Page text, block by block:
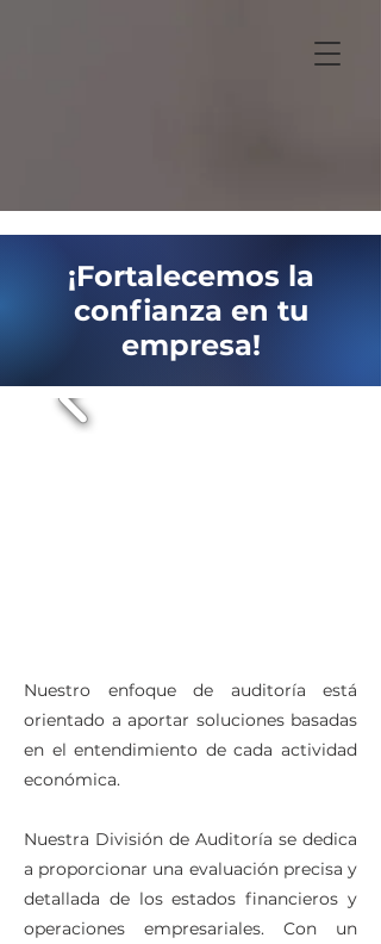
¡Fortalecemos la
confianza en tu
empresa!
Nuestro enfoque de auditoría está
orientado a aportar soluciones basadas
en el entendimiento de cada actividad
económica.
Nuestra División de Auditoría se dedica
a proporcionar una evaluación precisa y
detallada de los estados financieros y
operaciones empresariales. Con un